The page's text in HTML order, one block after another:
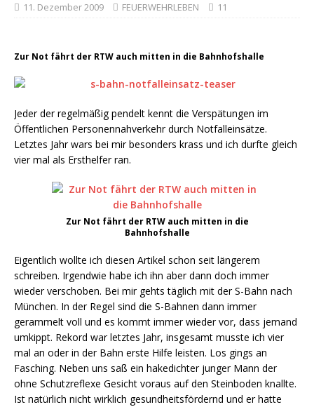
11. Dezember 2009 FEUERWEHRLEBEN 11
Zur Not fährt der RTW auch mitten in die Bahnhofshalle
Jeder der regelmäßig pendelt kennt die Verspätungen im
Öffentlichen Personennahverkehr durch Notfalleinsätze.
Letztes Jahr wars bei mir besonders krass und ich durfte gleich
vier mal als Ersthelfer ran.
Zur Not fährt der RTW auch mitten in die
Bahnhofshalle
Eigentlich wollte ich diesen Artikel schon seit längerem
schreiben. Irgendwie habe ich ihn aber dann doch immer
wieder verschoben. Bei mir gehts täglich mit der S-Bahn nach
München. In der Regel sind die S-Bahnen dann immer
gerammelt voll und es kommt immer wieder vor, dass jemand
umkippt. Rekord war letztes Jahr, insgesamt musste ich vier
mal an oder in der Bahn erste Hilfe leisten. Los gings an
Fasching. Neben uns saß ein hakedichter junger Mann der
ohne Schutzreflexe Gesicht voraus auf den Steinboden knallte.
Ist natürlich nicht wirklich gesundheitsfördernd und er hatte